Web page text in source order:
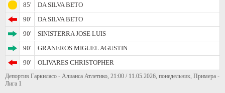
85'
DA SILVA BETO
90'
DA SILVA BETO
90'
SINISTERRA JOSE LUIS
90'
GRANEROS MIGUEL AGUSTIN
90'
OLIVARES CHRISTOPHER
Депортив Гаркиласо - Алианса Атлетико, 21:00 / 11.05.2026, понедельник, Примера -
Лига 1